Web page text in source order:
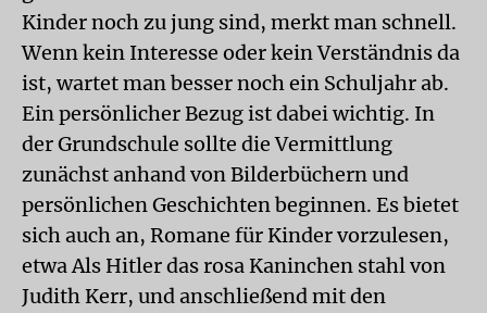
Kinder noch zu jung sind, merkt man schnell.
Wenn kein Interesse oder kein Verständnis da
ist, wartet man besser noch ein Schuljahr ab.
Ein persönlicher Bezug ist dabei wichtig. In
der Grundschule sollte die Vermittlung
zunächst anhand von Bilderbüchern und
persönlichen Geschichten beginnen. Es bietet
sich auch an, Romane für Kinder vorzulesen,
etwa Als Hitler das rosa Kaninchen stahl von
Judith Kerr, und anschließend mit den